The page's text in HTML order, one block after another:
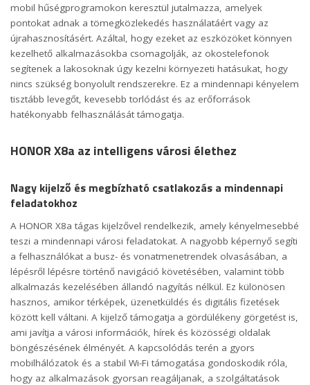
mobil hűségprogramokon keresztül jutalmazza, amelyek
pontokat adnak a tömegközlekedés használatáért vagy az
újrahasznosításért. Azáltal, hogy ezeket az eszközöket könnyen
kezelhető alkalmazásokba csomagolják, az okostelefonok
segítenek a lakosoknak úgy kezelni környezeti hatásukat, hogy
nincs szükség bonyolult rendszerekre. Ez a mindennapi kényelem
tisztább levegőt, kevesebb torlódást és az erőforrások
hatékonyabb felhasználását támogatja.
HONOR X8a az intelligens városi élethez
Nagy kijelző és megbízható csatlakozás a mindennapi
feladatokhoz
A HONOR X8a tágas kijelzővel rendelkezik, amely kényelmesebbé
teszi a mindennapi városi feladatokat. A nagyobb képernyő segíti
a felhasználókat a busz- és vonatmenetrendek olvasásában, a
lépésről lépésre történő navigáció követésében, valamint több
alkalmazás kezelésében állandó nagyítás nélkül. Ez különösen
hasznos, amikor térképek, üzenetküldés és digitális fizetések
között kell váltani. A kijelző támogatja a gördülékeny görgetést is,
ami javítja a városi információk, hírek és közösségi oldalak
böngészésének élményét. A kapcsolódás terén a gyors
mobilhálózatok és a stabil Wi-Fi támogatása gondoskodik róla,
hogy az alkalmazások gyorsan reagáljanak, a szolgáltatások